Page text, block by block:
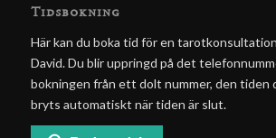
Tidsbokning
Här kan du boka tid för en
David. Du blir uppringd på det
bokningen från ett dolt nummer, den tiden
bryts automatiskt när tiden är slut.